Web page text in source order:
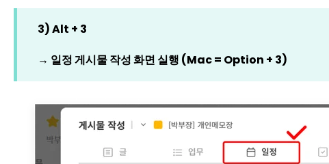
3) Alt + 3
→ 일정 게시물 작성 화면 실행 (Mac = Option + 3)